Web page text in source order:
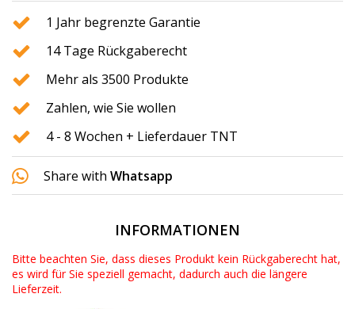
1 Jahr begrenzte Garantie
14 Tage Rückgaberecht
Mehr als 3500 Produkte
Zahlen, wie Sie wollen
4 - 8 Wochen + Lieferdauer TNT
Share with Whatsapp
INFORMATIONEN
Bitte beachten Sie, dass dieses Produkt kein Rückgaberecht hat,
es wird für Sie speziell gemacht, dadurch auch die längere
Lieferzeit.